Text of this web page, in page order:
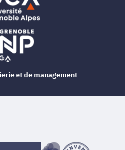
et de management